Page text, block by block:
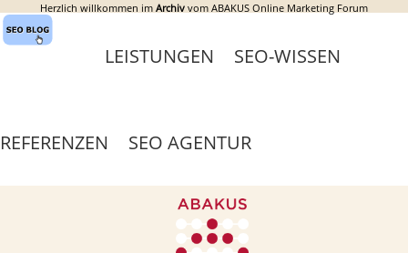
Herzlich willkommen im Archiv vom ABAKUS Online Marketing Forum
LEISTUNGEN SEO-WISSEN
REFERENZEN SEO AGENTUR